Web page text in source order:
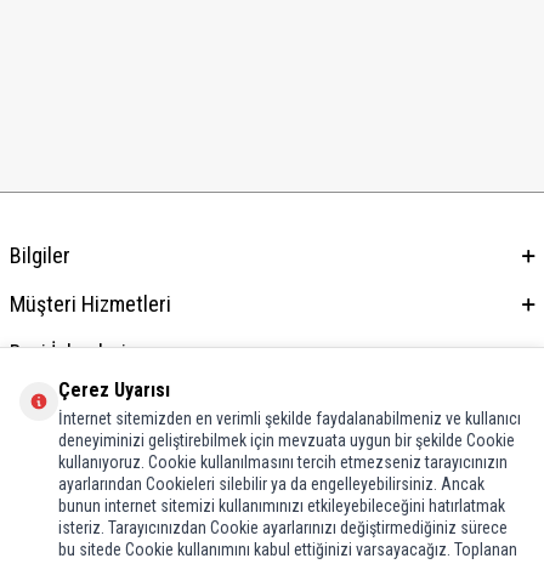
Bilgiler
Müşteri Hizmetleri
Bayi İşlemleri
Adres & İletişim
Çerez Uyarısı
İnternet sitemizden en verimli şekilde faydalanabilmeniz ve kullanıcı
deneyiminizi geliştirebilmek için mevzuata uygun bir şekilde Cookie
kullanıyoruz. Cookie kullanılmasını tercih etmezseniz tarayıcınızın
ayarlarından Cookieleri silebilir ya da engelleyebilirsiniz. Ancak
bunun internet sitemizi kullanımınızı etkileyebileceğini hatırlatmak
isteriz. Tarayıcınızdan Cookie ayarlarınızı değiştirmediğiniz sürece
bu sitede Cookie kullanımını kabul ettiğinizi varsayacağız. Toplanan